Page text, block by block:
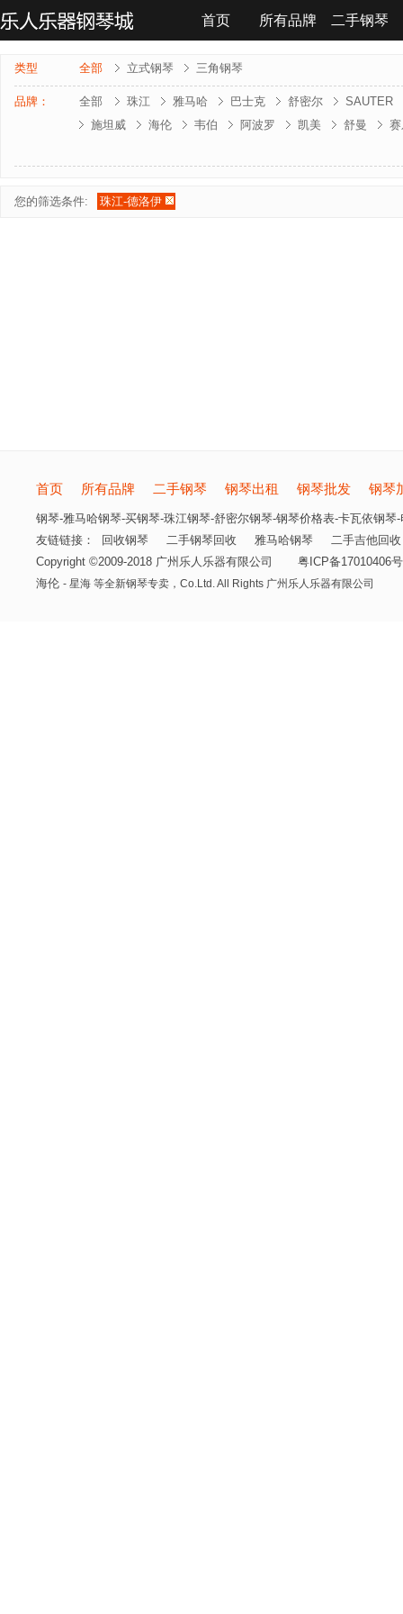
首页 所有品牌 二手钢琴
联系我们
类型 全部 立式钢琴 三角钢琴
品牌： 全部 珠江 雅马哈 巴士克 舒密尔
SAUTER
施坦威
海伦 韦伯 阿波罗 凯美 舒曼
您的筛选条件: 珠江-德洛伊
首页 所有品牌 二手钢琴 钢琴出租 钢琴批发 钢琴
钢琴-雅马哈钢琴-买钢琴-珠江钢琴-舒密尔钢琴-钢琴价格表-卡瓦依钢琴
友链链接：
回收钢琴 二手钢琴回收 雅马哈钢琴
二手吉他回收
Copyright ©2009-2018 广州乐人乐器有限公司
粤ICP备17010406
海伦 - 星海 等全新钢琴专卖， Co.Ltd. All Rights 广州乐人乐器有限公司